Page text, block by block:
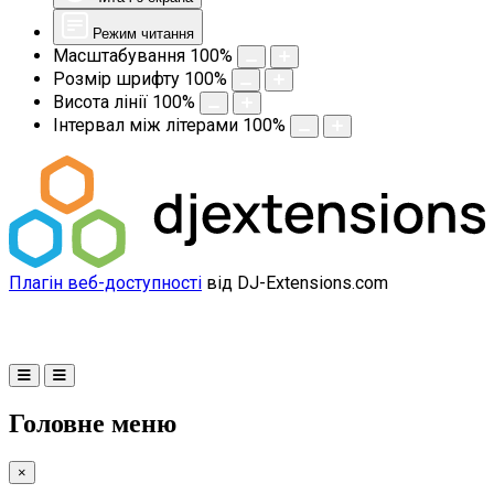
Режим читання
Масштабування 100%
Розмір шрифту 100%
Висота лінії 100%
Інтервал між літерами 100%
Плагін веб-доступності від DJ-Extensions.com
Головне меню
×